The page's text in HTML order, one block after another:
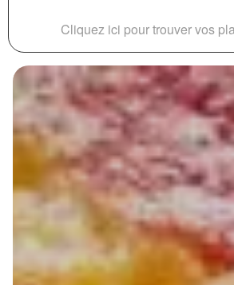
Cliquez ici pour trouver vos